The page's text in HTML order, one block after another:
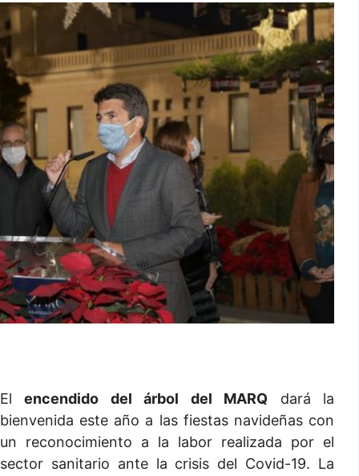
Elencendido del árbol del MARQ dará la
bienvenida este año a las fiestas navideñas con
un reconocimiento a la labor realizada por el
sector sanitario ante la crisis del Covid-19. La